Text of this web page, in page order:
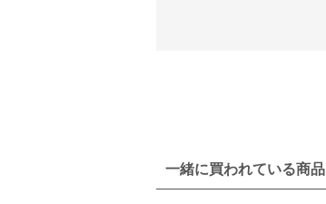
一緒に買われている商品